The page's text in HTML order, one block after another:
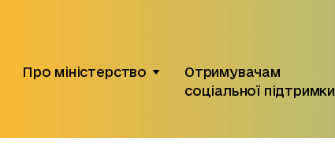
Про міністерство
Отримувачам
соціальної підтримки